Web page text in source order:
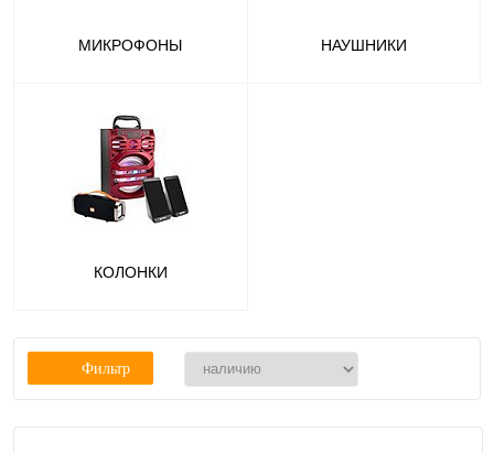
МИКРОФОНЫ НАУШНИКИ
КОЛОНКИ
Фильтр